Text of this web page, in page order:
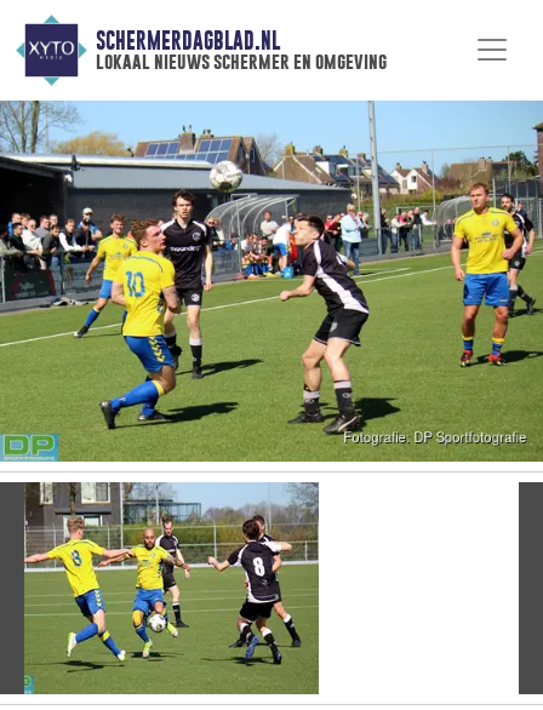
SCHERMERDAGBLAD.NL
lokaal nieuws schermer en omgeving
Vorige